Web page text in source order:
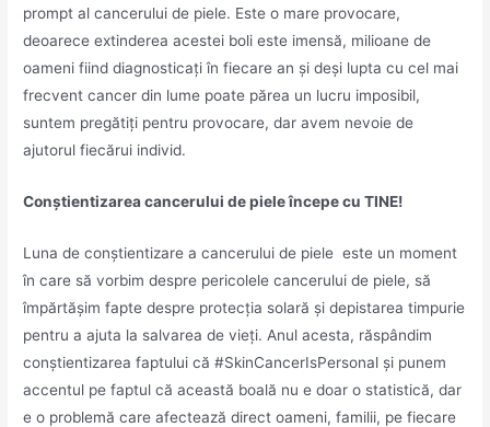
prompt al cancerului de piele. Este o mare provocare,
deoarece extinderea acestei boli este imensă, milioane de
oameni fiind diagnosticați în fiecare an și deși lupta cu cel mai
frecvent cancer din lume poate părea un lucru imposibil,
suntem pregătiți pentru provocare, dar avem nevoie de
ajutorul fiecărui individ.
Conștientizarea cancerului de piele începe cu TINE!
Luna de conștientizare a cancerului de piele este un moment
în care să vorbim despre pericolele cancerului de piele, să
împărtășim fapte despre protecția solară și depistarea timpurie
pentru a ajuta la salvarea de vieți. Anul acesta, răspândim
conștientizarea faptului că #SkinCancerIsPersonal și punem
accentul pe faptul că această boală nu e doar o statistică, dar
e o problemă care afectează direct oameni, familii, pe fiecare